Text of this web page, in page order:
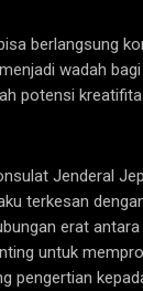
berlangsung
wadah
potensi
Jenderal
terkesan
erat antara
untuk
pengertian